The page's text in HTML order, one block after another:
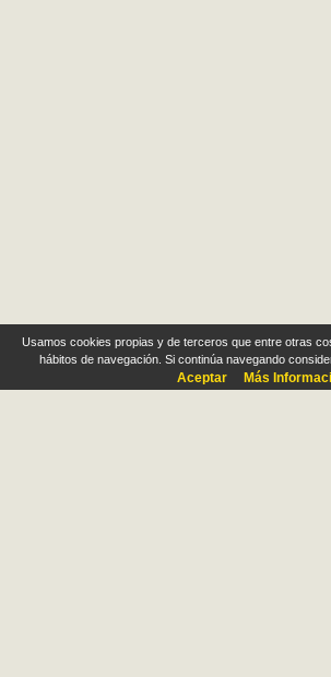
Usamos cookies propias y de terceros que entre otras
hábitos de navegación. Si continúa navegando
Aceptar Más